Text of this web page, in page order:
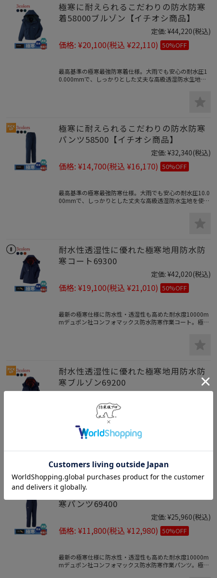
極寒に耐えられるこだわりの防水防寒
着58000ブルゾン【イチオシ商品】
定価: ¥44,220(税込)
価格: ¥20,100(税込 ¥22,110) 50%OFF
最高基準の極寒最強防寒着仕様。大雨でも安心の耐水圧1
0.000mmで、しっかりとした丈夫な高級透湿防水生地を
極寒に耐えられるこだわりの防水防寒
パンツ58500【イチオシ商品】
定価: ¥32,340(税込)
価格: ¥14,700(税込 ¥16,170) 50%OFF
最高基準の極寒最強防寒仕様。大雨でも安心の耐水圧10.0
00mmで、しっかりとした丈夫な高級透湿防水生地を使用
耐水性透湿性に優れた極寒地用防水防
寒コート69300
定価: ¥42,020(税込)
価格: ¥19,100(税込 ¥21,010) 50%OFF
最新の極寒仕様に防水性・透湿性も高めた耐水度10000m
mデュポン社コンフォマックス防水防寒作業コート。極寒
耐水性透湿性に優れた極寒地用防水防
寒ブルゾン69200
¥16,550(税込 ¥18,205)
最新の極寒仕様に防水性・透湿性も高めた耐水度10000m
着として寒冷地・豪雪地帯など十分な実績がございます。
耐水性透湿性に優れた極寒地用防水防
寒パンツ69400
定価: ¥25,960(税込)
価格: ¥11,800(税込 ¥12,980) 50%OFF
最新の極寒仕様に防水性・透湿性も高めた耐水度10000m
mデュポン社コンフォマックス防水防寒作業パンツ。極寒